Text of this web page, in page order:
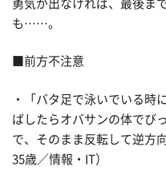
勇気が出なければ、最後ま
も……。
■前方不注意
・「バタ足で泳いでいる時
ばしたらオバサンの体でび
で、そのまま反転して逆方
35歳／情報・IT）